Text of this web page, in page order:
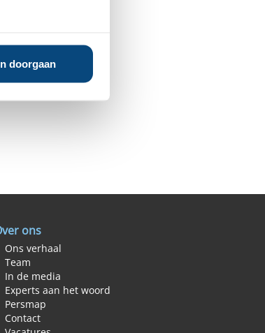
doorgaan
ons
Ons verhaal
Team
In de media
Experts aan het woord
Persmap
Contact